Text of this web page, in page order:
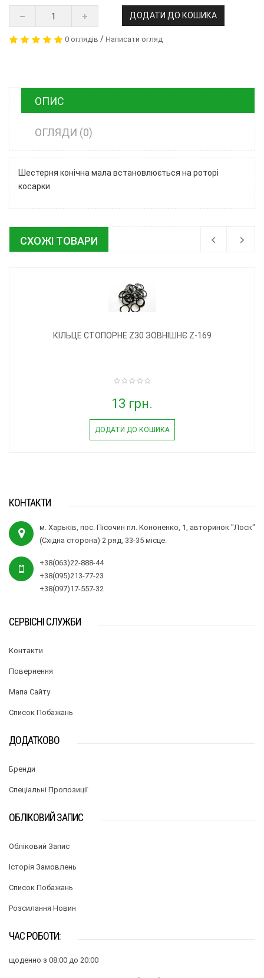
ДОДАТИ ДО КОШИКА
0 оглядів / Написати огляд
ОПИС
ОГЛЯДИ (0)
Шестерня конічна мала встановлюється на роторі
косарки
СХОЖІ ТОВАРИ
КІЛЬЦЕ СТОПОРНЕ Z30 ЗОВНІШНЄ Z-169
13 грн.
ДОДАТИ ДО КОШИКА
КОНТАКТИ
м. Харьків, пос. Пісочин пл. Кононенко, 1, авторинок "Лоск"
(Східна сторона) 2 ряд, 33-35 місце.
+38(063)22-888-44
+38(095)213-77-23
+38(097)17-557-32
СЕРВІСНІ СЛУЖБИ
Контакти
Повернення
Мапа Сайту
Список Побажань
ДОДАТКОВО
Бренди
Спеціальні Пропозиції
ОБЛІКОВИЙ ЗАПИС
Обліковий Запис
Історія Замовлень
Список Побажань
Розсилання Новин
ЧАС РОБОТИ:
щоденно з 08:00 до 20:00